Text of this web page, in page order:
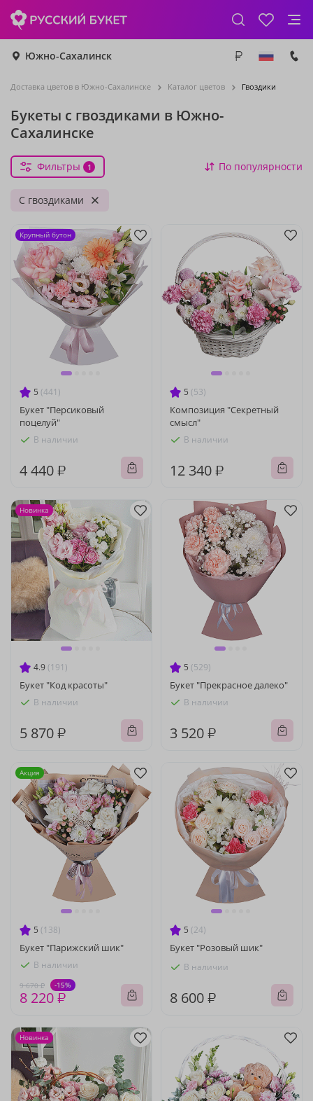
Южно-Сахалинск
Доставка цветов в Южно-Сахалинске Каталог цветов Гвоздики
Букеты с гвоздиками в Южно-
Сахалинске
Фильтры 1 По популярности
С гвоздиками
5 (441)
Букет "Персиковый
поцелуй"
В наличии
4 440 ₽
Крупный бутон
5 (53)
Композиция "Секретный
смысл"
В наличии
12 340 ₽
4.9 (191)
Букет "Код красоты"
В наличии
5 870 ₽
Новинка
5 (529)
Букет "Прекрасное далеко"
В наличии
3 520 ₽
5 (138)
Букет "Парижский шик"
В наличии
9 670 ₽ -15%
8 220 ₽
Акция
5 (24)
Букет "Розовый шик"
В наличии
8 600 ₽
Новинка